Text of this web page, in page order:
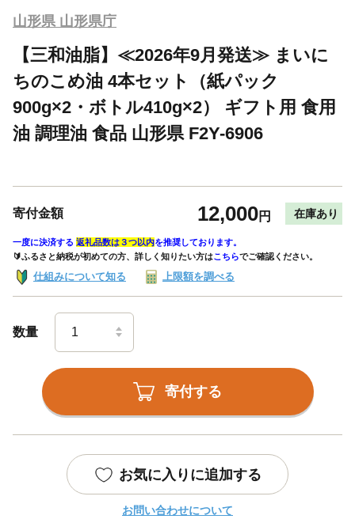
山形県 山形県庁
【三和油脂】≪2026年9月発送≫ まいに
ちのこめ油 4本セット（紙パック
900g×2・ボトル410g×2） ギフト用 食用
油 調理油 食品 山形県 F2Y-6906
寄付金額 12,000円 在庫あり
一度に決済する 返礼品数は３つ以内を推奨しております。
🔰ふるさと納税が初めての方、詳しく知りたい方はこちらでご確認ください。
仕組みについて知る 上限額を調べる
数量
寄付する
お気に入りに追加する
お問い合わせについて